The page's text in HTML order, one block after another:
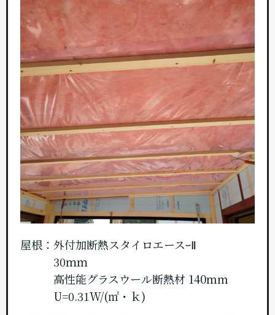
屋根：外付加断熱スタイロエースｰⅡ
30ｍｍ
高性能グラスウール断熱材 140mm
U=0.31W/(㎡・ｋ)